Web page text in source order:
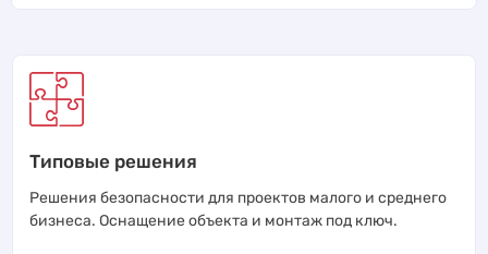
Типовые решения
Решения безопасности для проектов малого и среднего
бизнеса. Оснащение объекта и монтаж под ключ.